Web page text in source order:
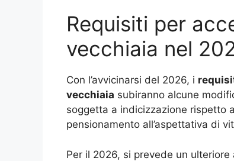
Requisiti per
vecchiaia nel
Con l’avvicinarsi del 2026, i
vecchiaia subiranno alcune
soggetta a indicizzazione rispetto
pensionamento all’aspettativa di
Per il 2026, si prevede un